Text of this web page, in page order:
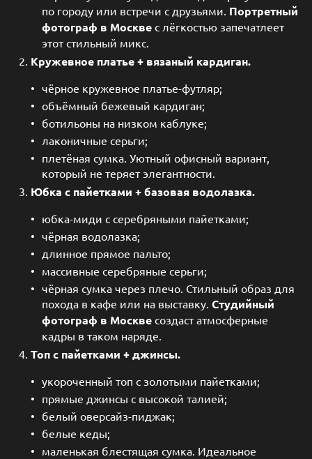
по городу или встречи с друзьями. Портретный
фотограф в Москве с лёгкостью запечатлеет
этот стильный микс.
Кружевное платье + вязаный кардиган.
чёрное кружевное платье-футляр;
объёмный бежевый кардиган;
ботильоны на низком каблуке;
лаконичные серьги;
плетёная сумка. Уютный офисный вариант,
который не теряет элегантности.
Юбка с пайетками + базовая водолазка.
юбка-миди с серебряными пайетками;
чёрная водолазка;
длинное прямое пальто;
массивные серебряные серьги;
чёрная сумка через плечо. Стильный образ для
похода в кафе или на выставку. Студийный
фотограф в Москве создаст атмосферные
кадры в таком наряде.
Топ с пайетками + джинсы.
укороченный топ с золотыми пайетками;
прямые джинсы с высокой талией;
белый оверсайз-пиджак;
белые кеды;
маленькая блестящая сумка. Идеальное